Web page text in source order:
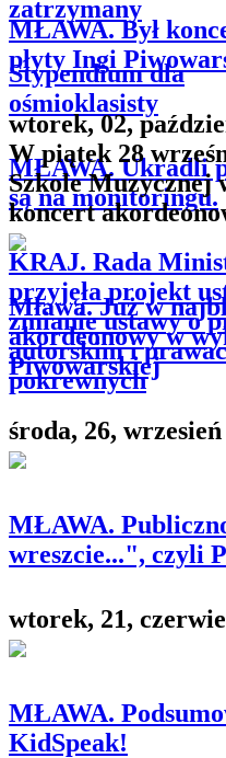
zatrzymany
Stypendium dla
ośmioklasisty
MŁAWA. Ukradli
są na monitoringu.
KRAJ. Rada
przyjęła projekt
zmianie ustawy o
autorskim i
pokrewnych
MŁAWA. Był
płyty Ingi
wtorek, 02,
W piątek 28
Szkole Muzycznej
koncert
Mława. Już w
akordeonowy w
Piwowarskiej
środa, 26,
MŁAWA.
wreszcie...", czyli
wtorek, 21,
MŁAWA.
KidSpeak!